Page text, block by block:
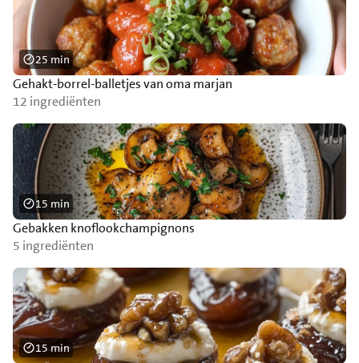
Gehakt-borrel-balletjes van oma marjan
12 ingrediënten
25 min
Gebakken knoflookchampignons
5 ingrediënten
15 min
15 min